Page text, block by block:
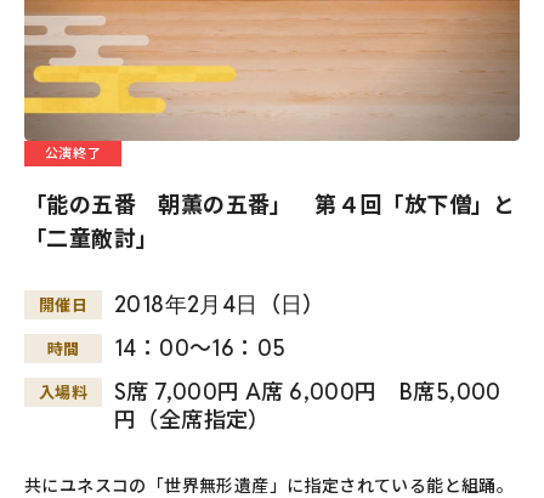
公演終了
「能の五番 朝薫の五番」 第４回「放下僧」と
「二童敵討」
開催日 2018年2月 4日 （日）
時間 14：00～16：05
入場料
S席 7,000円 A席 6,000円 B席5,000
円（全席指定）
共にユネスコの「世界無形遺産」に指定されている能と組踊。